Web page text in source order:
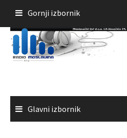
sadržaja
Gornji izbornik
Glavni izbornik